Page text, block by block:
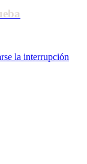
la interrupción